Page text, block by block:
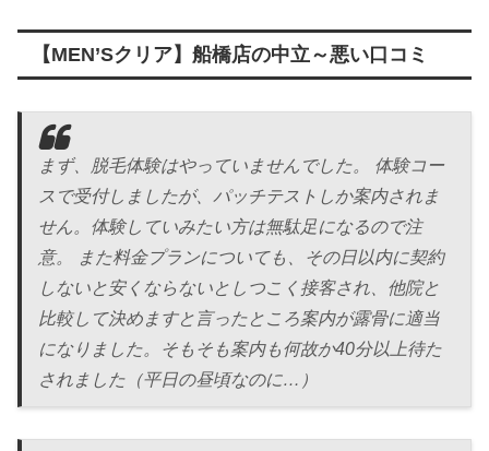
【MEN’Sクリア】船橋店の中立～悪い口コミ
まず、脱毛体験はやっていませんでした。 体験コー
スで受付しましたが、パッチテストしか案内されま
せん。体験していみたい方は無駄足になるので注
意。 また料金プランについても、その日以内に契約
しないと安くならないとしつこく接客され、他院と
比較して決めますと言ったところ案内が露骨に適当
になりました。そもそも案内も何故か40分以上待た
されました（平日の昼頃なのに…）